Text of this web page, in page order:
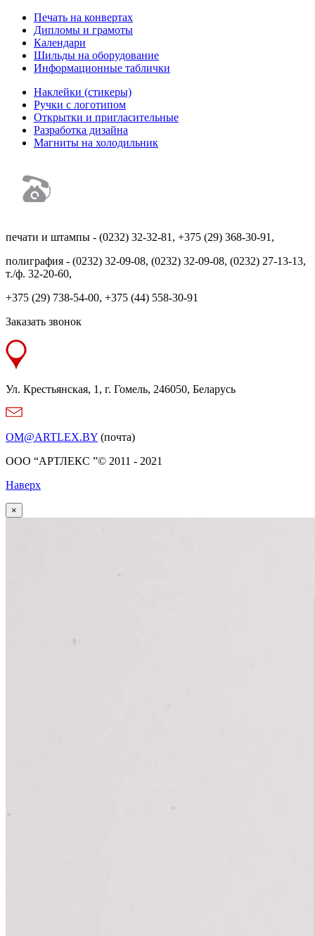
Печать на конвертах
Дипломы и грамоты
Календари
Шильды на оборудование
Информационные таблички
Наклейки (стикеры)
Ручки с логотипом
Открытки и пригласительные
Разработка дизайна
Магниты на холодильник
печати и штампы - (0232) 32-32-81, +375 (29) 368-30-91,
полиграфия - (0232) 32-09-08, (0232) 32-09-08, (0232) 27-13-13,
т./ф. 32-20-60,
+375 (29) 738-54-00, +375 (44) 558-30-91
Заказать звонок
Ул. Крестьянская, 1, г. Гомель, 246050, Беларусь
OM@ARTLEX.BY (почта)
OOO “АРТЛЕКС ”© 2011 - 2021
Наверх
×